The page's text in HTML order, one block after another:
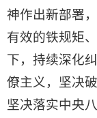
神作出新部署
有效的铁规矩
下，持续深化
僚主义，坚决
坚决落实中央